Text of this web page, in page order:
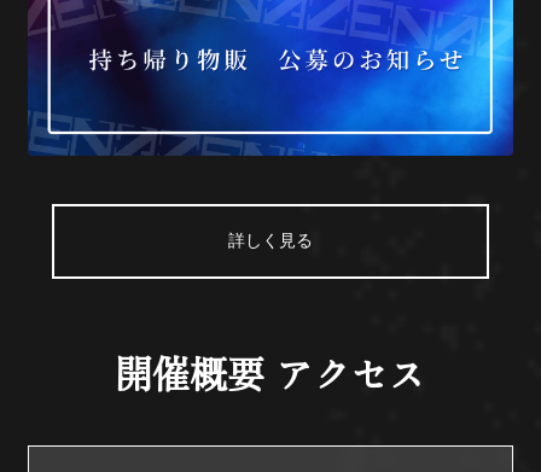
詳しく見る
開催概要 アクセス